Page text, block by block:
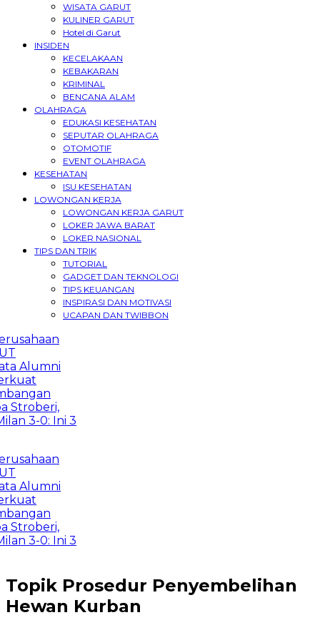
WISATA GARUT
KULINER GARUT
Hotel di Garut
INSIDEN
KECELAKAAN
KEBAKARAN
KRIMINAL
BENCANA ALAM
OLAHRAGA
EDUKASI KESEHATAN
SEPUTAR OLAHRAGA
OTOMOTIF
EVENT OLAHRAGA
KESEHATAN
ISU KESEHATAN
LOWONGAN KERJA
LOWONGAN KERJA GARUT
LOKER JAWA BARAT
LOKER NASIONAL
TIPS DAN TRIK
TUTORIAL
GADGET DAN TEKNOLOGI
TIPS KEUANGAN
INSPIRASI DAN MOTIVASI
UCAPAN DAN TWIBBON
Alumni
3-0: Ini 3
Alumni
3-0: Ini 3
Topik Prosedur Penyembelihan
Hewan Kurban